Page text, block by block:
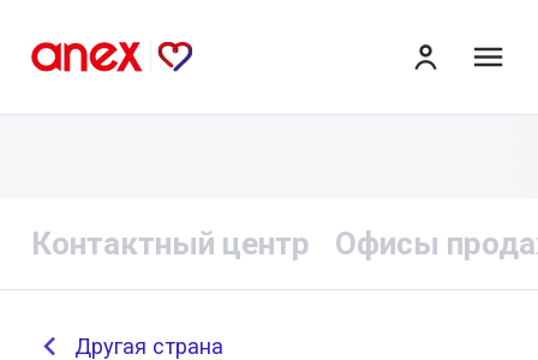
Контактный центр Офисы
Другая страна